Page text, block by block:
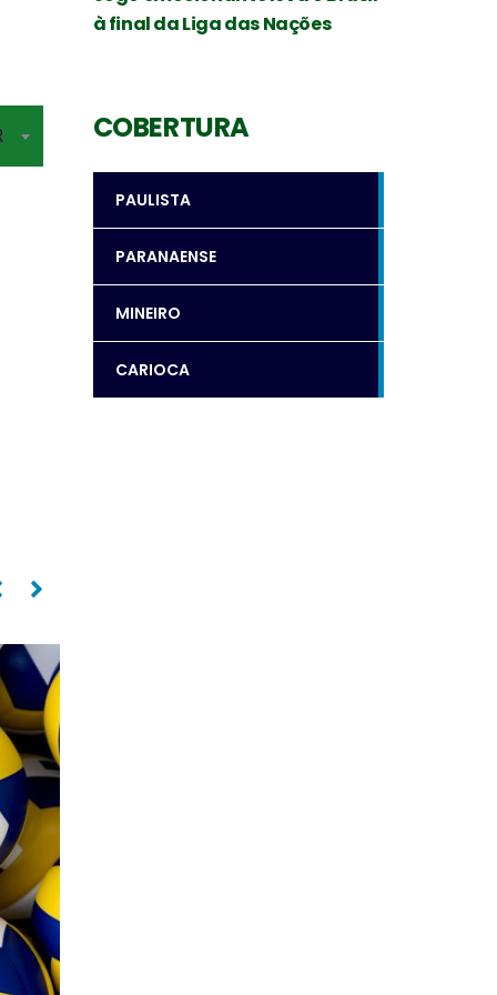
à final da Liga das Nações
COBERTURA
PAULISTA
PARANAENSE
MINEIRO
CARIOCA